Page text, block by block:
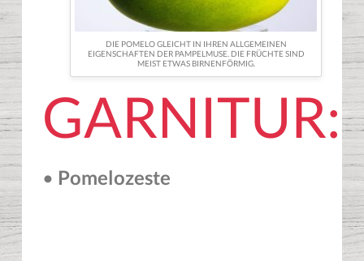
DIE POMELO GLEICHT IN IHREN ALLGEMEINEN
EIGENSCHAFTEN DER PAMPELMUSE. DIE FRÜCHTE SIND
MEIST ETWAS BIRNENFÖRMIG.
GARNITUR:
• Pomelozeste